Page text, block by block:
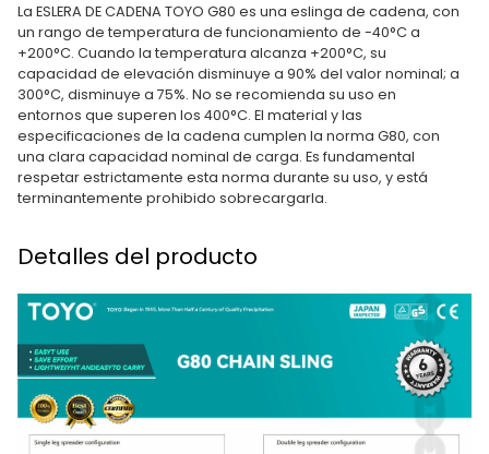
La ESLERA DE CADENA TOYO G80 es una eslinga de cadena, con
un rango de temperatura de funcionamiento de -40°C a
+200°C. Cuando la temperatura alcanza +200°C, su
capacidad de elevación disminuye a 90% del valor nominal; a
300°C, disminuye a 75%. No se recomienda su uso en
entornos que superen los 400°C. El material y las
especificaciones de la cadena cumplen la norma G80, con
una clara capacidad nominal de carga. Es fundamental
respetar estrictamente esta norma durante su uso, y está
terminantemente prohibido sobrecargarla.
Detalles del producto